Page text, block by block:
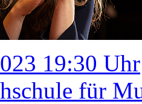
19:30 Uhr
für